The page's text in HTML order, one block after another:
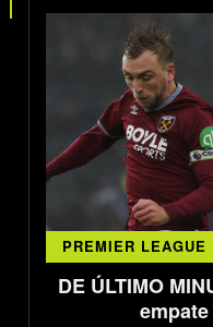
PREMIER LEAGUE
DE ÚLTIMO